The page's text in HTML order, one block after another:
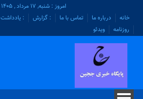
امروز : شنبه, ۱۷ مرداد , ۱۴۰۵
خانه
درباره ما تماس با ما : گزارش : یادداشت
روزنامه
ویدئو